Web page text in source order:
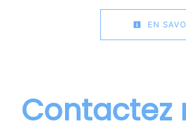
EN
Contactez